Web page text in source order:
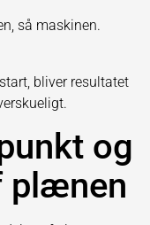
så maskinen.
bliver resultatet
og
plænen